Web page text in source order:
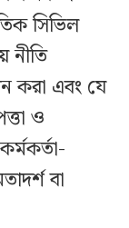
সিভিল
নীতি
করা এবং যে
ও
বা